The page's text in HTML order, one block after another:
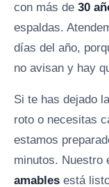
con más de 30
espaldas.
días del año,
no avisan y hay
Si te has dejado
roto o necesitas
estamos
minutos. Nuestro
amables está